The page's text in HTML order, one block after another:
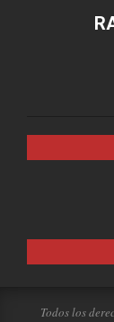
Todos los